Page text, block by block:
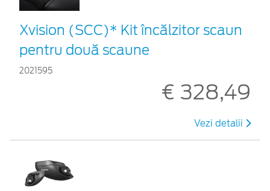
Xvision (SCC)* Kit încălzitor scaun
pentru două scaune
2021595
€ 328,49
Vezi detalii